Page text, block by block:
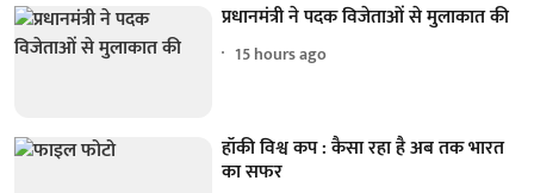
प्रधानमंत्री ने पदक विजेताओं से मुलाकात की
15 hours ago
हॉकी विश्व कप : कैसा रहा है अब तक भारत
का सफर